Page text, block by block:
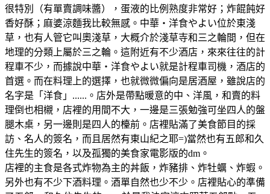
很特別（有單賣調味醬），蛋液的比例熟度非常好；炸餛飩好
香好酥；麻婆涼麵我比較無感。中華・洋食やよい位於東淺
草，也有人管它叫奧淺草，大概介於淺草寺和三之輪間，但在
地理的分類上屬於三之輪。這附近有不少酒店，來來往往的計
程車不少，而據說中華・洋食やよい就是計程車司機，酒店的
首選。而在料理上的選擇，也就微微偏向是居酒屋，雖說店的
名字是「洋食」......。店外是帶點暖意的中、洋風，和賣的料
理倒也相櫬，店裡的用間不大，一邊是三張勉強可坐四人的盤
腿木桌，另一邊則是四人的檯前。店裡貼滿了美食節目的採
訪、名人的簽名，而且居然有東山紀之耶=)當然也有五郎和久
住先生的簽名，以及孤獨的美食家電影版的dm。
店裡的主食是各式炸物為主的丼飯，炸豬排、炸牡蠣、炸蝦。
另外也有不少下酒料理。酒單自然也少不少。店裡貼心的準備